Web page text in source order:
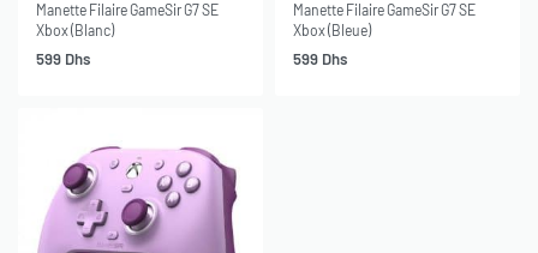
Manette Filaire GameSir G7 SE
Xbox (Blanc)
599 Dhs
Manette Filaire GameSir G7 SE
Xbox (Bleue)
599 Dhs